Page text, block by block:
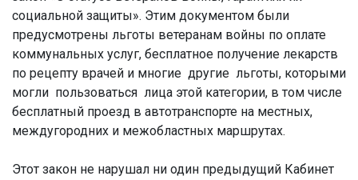
социальной защиты». Этим документом были
предусмотрены льготы ветеранам войны по оплате
коммунальных услуг, бесплатное получение лекарств
по рецепту врачей и многие другие льготы, которыми
могли пользоваться лица этой категории, в том числе
бесплатный проезд в автотранспорте на местных,
междугородних и межобластных маршрутах.
Этот закон не нарушал ни один предыдущий Кабинет